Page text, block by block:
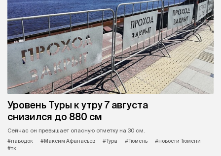
Уровень Туры к утру 7 августа
снизился до 880 см
Сейчас он превышает опасную отметку на 30 см.
#паводок
#Максим Афанасьев #Тура #Тюмень
#новости Тюмени
#тк